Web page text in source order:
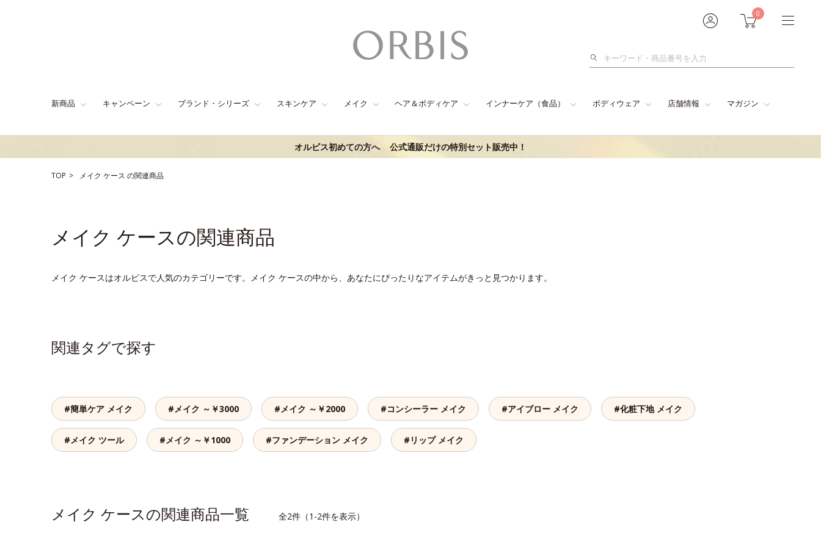
0
検
新商品 キャンペーン ブランド・シリーズ スキンケア メイク ヘア＆ボディケア インナーケア（食品） ボディウェア 店舗情報 マガジン
オルビス初めての方へ 公式通販だけの特別セット販売中！
TOP メイク ケース の関連商品
メイク ケースの関連商品
メイク ケースはオルビスで人気のカテゴリーです。メイク ケースの中から、あなたにぴったりなアイテムがきっと見つかります。
関連タグで探す
#簡単ケア メイク #メイク ～￥3000 #メイク ～￥2000 #コンシーラー メイク #アイブロー メイク #化粧下地 メイク
#メイク ツール #メイク ～￥1000 #ファンデーション メイク #リップ メイク
メイク ケースの関連商品一覧 全2件（1-2件を表示）